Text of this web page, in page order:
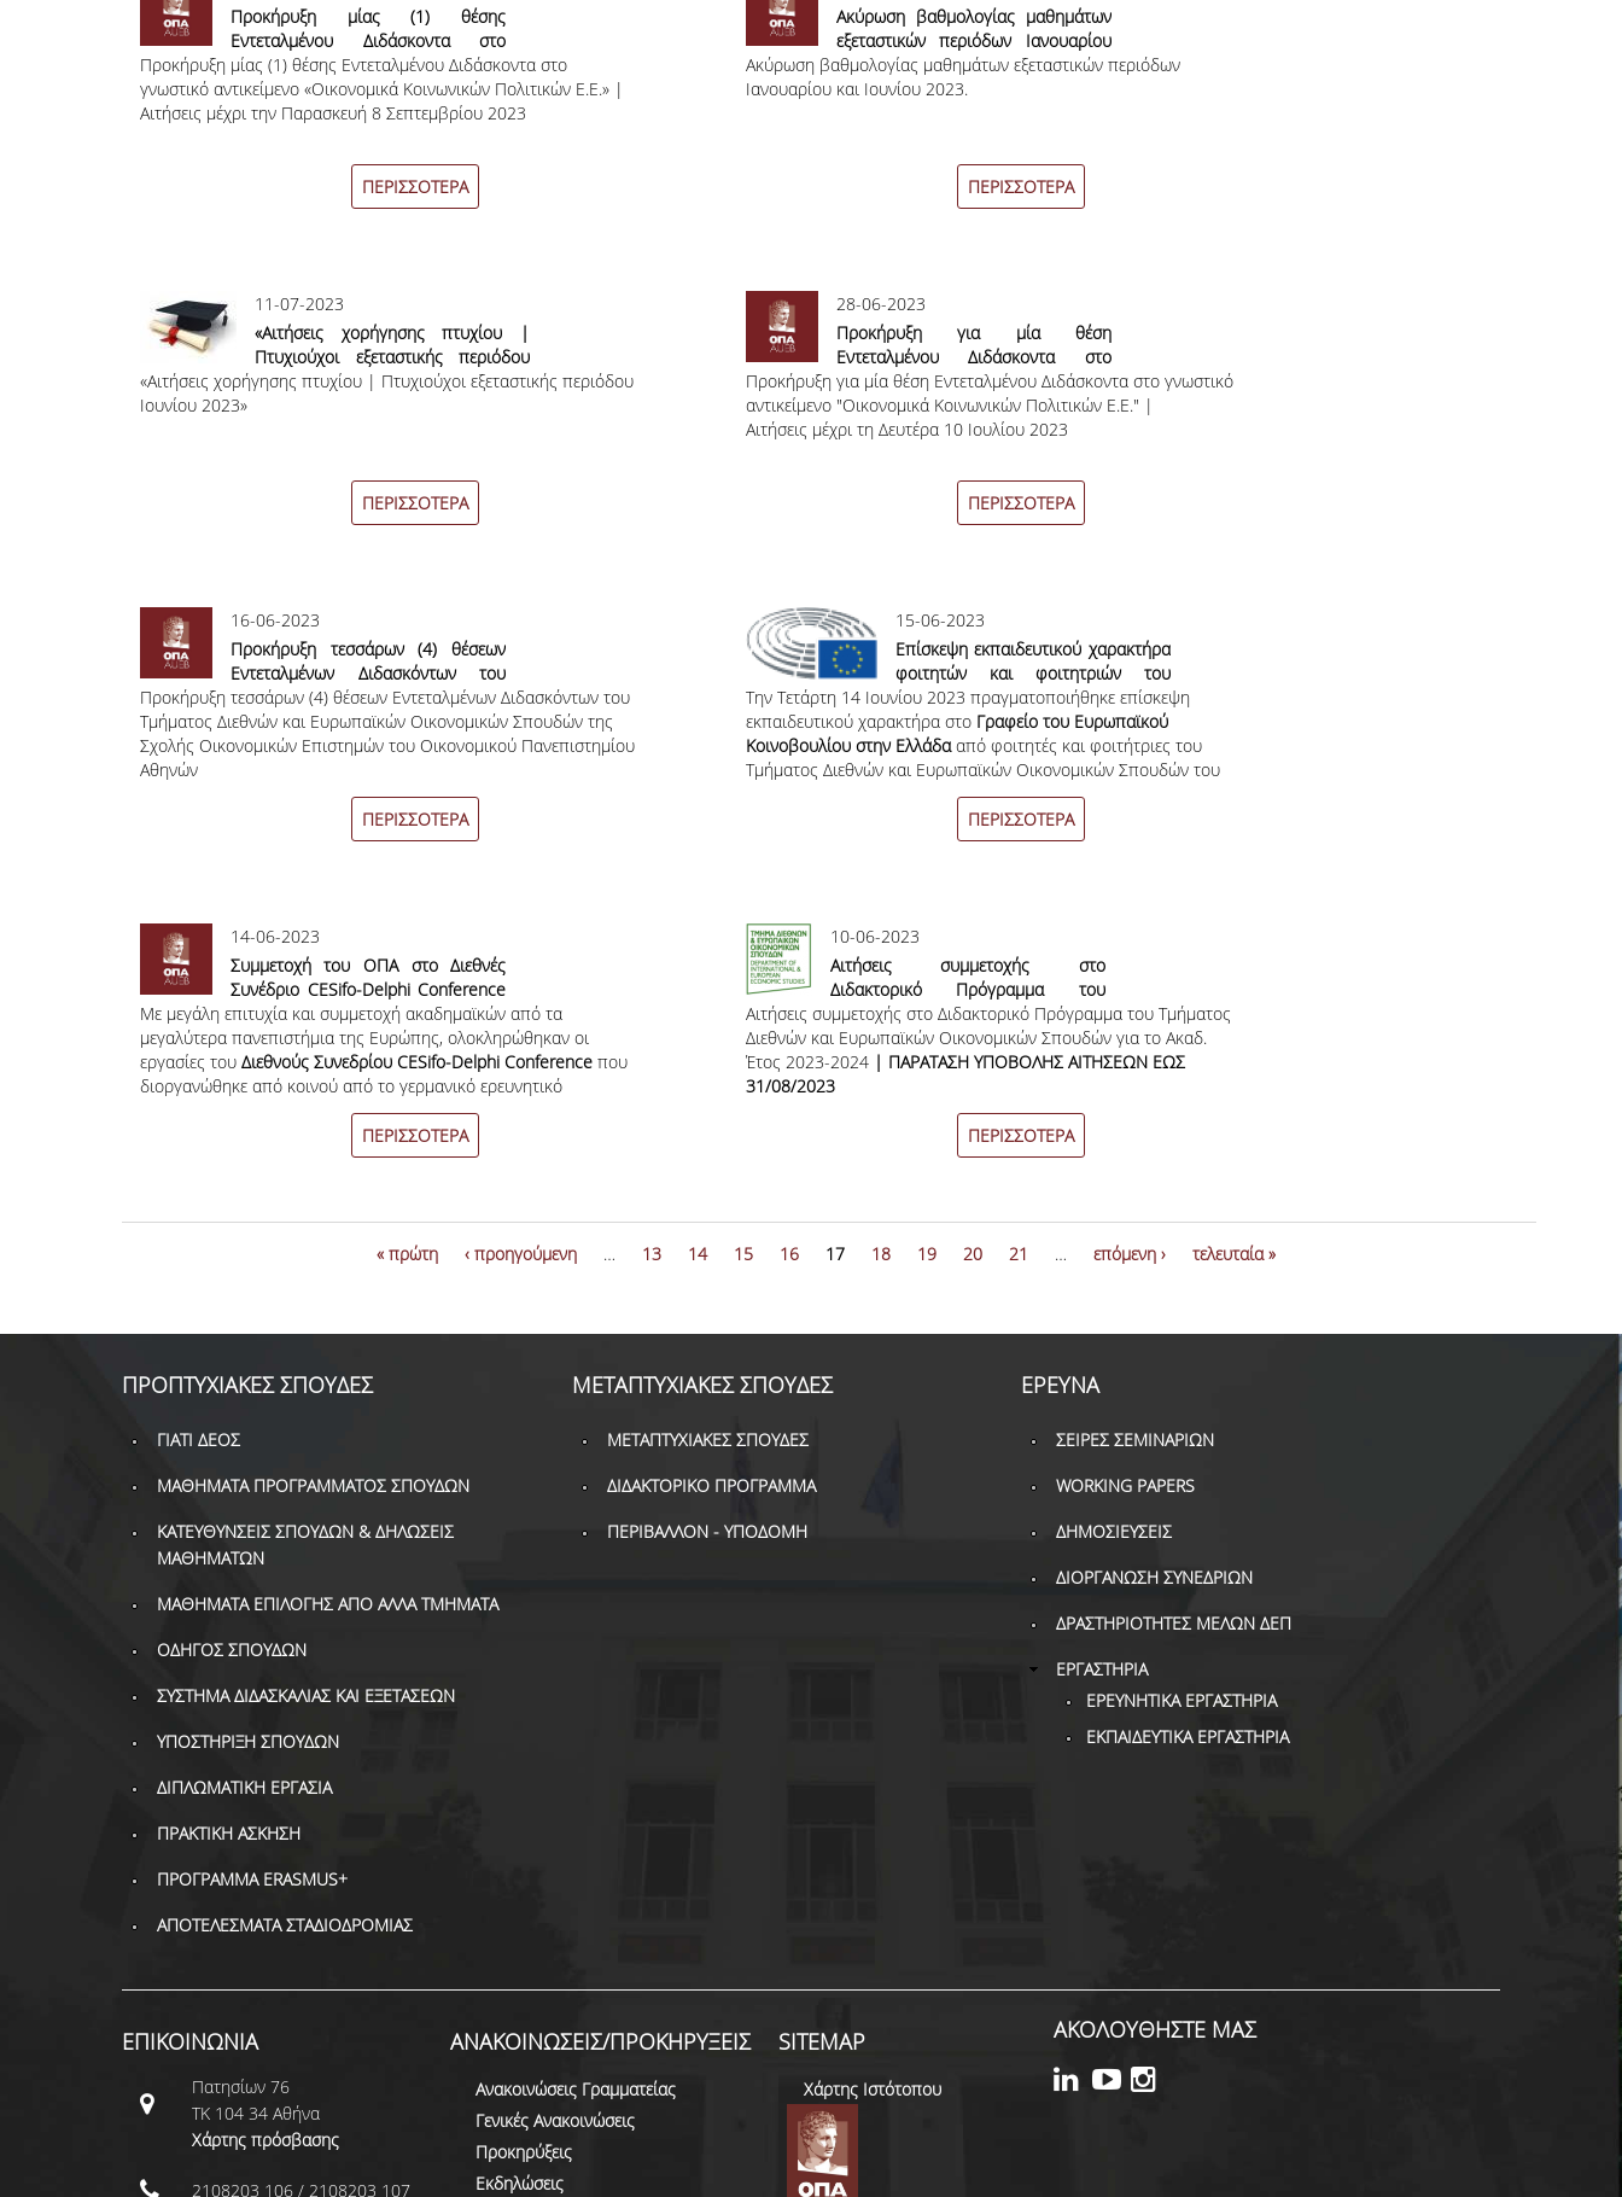
Προκήρυξη μίας (1) θέσης
Εντεταλμένου Διδάσκοντα στο
γνωστικό αντικείμενο «Οικονομικά
Κοινωνικών Πολιτικών E.E.»
Προκήρυξη μίας (1) θέσης Εντεταλμένου Διδάσκοντα στο
γνωστικό αντικείμενο «Οικονομικά Κοινωνικών Πολιτικών Ε.Ε.» |
Αιτήσεις μέχρι την Παρασκευή 8 Σεπτεμβρίου 2023
ΠΕΡΙΣΣΟΤΕΡΑ
Ακύρωση βαθμολογίας μαθημάτων
εξεταστικών περιόδων Ιανουαρίου
και Ιουνίου 2023.
Ακύρωση βαθμολογίας μαθημάτων εξεταστικών περιόδων
Ιανουαρίου και Ιουνίου 2023.
ΠΕΡΙΣΣΟΤΕΡΑ
11-07-2023
«Αιτήσεις χορήγησης πτυχίου |
Πτυχιούχοι εξεταστικής περιόδου
Ιουνίου 2023»
«Αιτήσεις χορήγησης πτυχίου | Πτυχιούχοι εξεταστικής περιόδου
Ιουνίου 2023»
ΠΕΡΙΣΣΟΤΕΡΑ
28-06-2023
Προκήρυξη για μία θέση
Εντεταλμένου Διδάσκοντα στο
γνωστικό αντικείμενο "Οικονομικά
Κοινωνικών Πολιτικών Ε.Ε."
Προκήρυξη για μία θέση Εντεταλμένου Διδάσκοντα στο γνωστικό
αντικείμενο "Οικονομικά Κοινωνικών Πολιτικών Ε.Ε." |
Αιτήσεις μέχρι τη Δευτέρα 10 Ιουλίου 2023
ΠΕΡΙΣΣΟΤΕΡΑ
16-06-2023
Προκήρυξη τεσσάρων (4) θέσεων
Εντεταλμένων Διδασκόντων του
Τμήματος Διεθνών και Ευρωπαϊκών
Οικονομικών Σπουδών της Σχολής
Οικονομικών Επιστημών του
Προκήρυξη τεσσάρων (4) θέσεων Εντεταλμένων Διδασκόντων του
Τμήματος Διεθνών και Ευρωπαϊκών Οικονομικών Σπουδών της
Σχολής Οικονομικών Επιστημών του Οικονομικού Πανεπιστημίου
Αθηνών
ΠΕΡΙΣΣΟΤΕΡΑ
15-06-2023
Επίσκεψη εκπαιδευτικού χαρακτήρα
φοιτητών και φοιτητριών του
Τμήματος στο Γραφείο του
Ευρωπαϊκού Κοινοβουλίου στην
Ελλάδα.
Την Τετάρτη 14 Ιουνίου 2023 πραγματοποιήθηκε επίσκεψη
εκπαιδευτικού χαρακτήρα στο Γραφείο του Ευρωπαϊκού
Κοινοβουλίου στην Ελλάδααπό φοιτητές και φοιτήτριες του
Τμήματος Διεθνών και Ευρωπαϊκών Οικονομικών Σπουδών του
Οικονομικού Πανεπιστημίου Αθηνών.
ΠΕΡΙΣΣΟΤΕΡΑ
14-06-2023
Συμμετοχή του ΟΠΑ στο Διεθνές
Συνέδριο CESifo-Delphi Conference
με θέμα: “Fiscal Capacity: Origins,
Consequences and Challenges”
Με μεγάλη επιτυχία και συμμετοχή ακαδημαϊκών από τα
μεγαλύτερα πανεπιστήμια της Ευρώπης, ολοκληρώθηκαν οι
εργασίες του Διεθνούς Συνεδρίου CESifo-Delphi Conferenceπου
διοργανώθηκε από κοινού από το γερμανικό ερευνητικό
Τμήμα Διεθνών και Ευρωπαϊκών
Οικονομικών Σπουδών (ΔΕΟΣ)του Οικονομικού Πανεπιστημίου
Αθηνών (ΟΠΑ), με θέμα: “Fiscal Capacity: Origins, Consequences
ΠΕΡΙΣΣΟΤΕΡΑ
10-06-2023
Αιτήσεις συμμετοχής στο
Διδακτορικό Πρόγραμμα του
Τμήματος Διεθνών και Ευρωπαϊκών
Οικονομικών Σπουδών για το Ακαδ.
Έτος 2023-2024 | ΠΑΡΑΤΑΣΗ
ΥΠΟΒΟΛΗΣ ΑΙΤΗΣΕΩΝ ΕΩΣ
Αιτήσεις συμμετοχής στο Διδακτορικό Πρόγραμμα του Τμήματος
Διεθνών και Ευρωπαϊκών Οικονομικών Σπουδών για το Ακαδ.
Έτος 2023-2024 | ΠΑΡΑΤΑΣΗ ΥΠΟΒΟΛΗΣ ΑΙΤΗΣΕΩΝ ΕΩΣ
31/08/2023
ΠΕΡΙΣΣΟΤΕΡΑ
« πρώτη ‹ προηγούμενη … 13 14 15 16 17 18 19 20 21 … επόμενη › τελευταία »
ΠΡΟΠΤΥΧΙΑΚΕΣ ΣΠΟΥΔΕΣ
ΓΙΑΤΙ ΔΕΟΣ
ΜΑΘΗΜΑΤΑ ΠΡΟΓΡΑΜΜΑΤΟΣ ΣΠΟΥΔΩΝ
ΚΑΤΕΥΘΥΝΣΕΙΣ ΣΠΟΥΔΩΝ & ΔΗΛΩΣΕΙΣ
ΜΑΘΗΜΑΤΩΝ
ΜΑΘΗΜΑΤΑ ΕΠΙΛΟΓΗΣ ΑΠΟ ΑΛΛΑ ΤΜΗΜΑΤΑ
ΟΔΗΓΟΣ ΣΠΟΥΔΩΝ
ΣΥΣΤΗΜΑ ΔΙΔΑΣΚΑΛΙΑΣ ΚΑΙ ΕΞΕΤΑΣΕΩΝ
ΥΠΟΣΤΗΡΙΞΗ ΣΠΟΥΔΩΝ
ΔΙΠΛΩΜΑΤΙΚΗ ΕΡΓΑΣΙΑ
ΠΡΑΚΤΙΚΗ ΑΣΚΗΣΗ
ΠΡΟΓΡΑΜΜΑ ERASMUS+
ΑΠΟΤΕΛΕΣΜΑΤΑ ΣΤΑΔΙΟΔΡΟΜΙΑΣ
ΜΕΤΑΠΤΥΧΙΑΚΕΣ ΣΠΟΥΔΕΣ
ΜΕΤΑΠΤΥΧΙΑΚΕΣ ΣΠΟΥΔΕΣ
ΔΙΔΑΚΤΟΡΙΚΟ ΠΡΟΓΡΑΜΜΑ
ΠΕΡΙΒΑΛΛΟΝ - ΥΠΟΔΟΜΗ
ΕΡΕΥΝΑ
ΣΕΙΡΕΣ ΣΕΜΙΝΑΡΙΩΝ
WORKING PAPERS
ΔΗΜΟΣΙΕΥΣΕΙΣ
ΔΙΟΡΓΑΝΩΣΗ ΣΥΝΕΔΡΙΩΝ
ΔΡΑΣΤΗΡΙΟΤΗΤΕΣ ΜΕΛΩΝ ΔΕΠ
ΕΡΓΑΣΤΗΡΙΑ
ΕΡΕΥΝΗΤΙΚΑ ΕΡΓΑΣΤΗΡΙΑ
ΕΚΠΑΙΔΕΥΤΙΚΑ ΕΡΓΑΣΤΗΡΙΑ
ΕΠΙΚΟΙΝΩΝΙΑ
Πατησίων 76
ΤΚ 104 34 Αθήνα
Χάρτης πρόσβασης
2108203 106 / 2108203 107
ΑΝΑΚΟΙΝΩΣΕΙΣ/ΠΡΟΚΗΡΥΞΕΙΣ
Ανακοινώσεις Γραμματείας
Γενικές Ανακοινώσεις
Προκηρύξεις
Εκδηλώσεις
SITEMAP
Χάρτης Ιστότοπου
ΑΚΟΛΟΥΘΗΣΤΕ ΜΑΣ